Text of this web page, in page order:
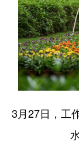
3月27日，工